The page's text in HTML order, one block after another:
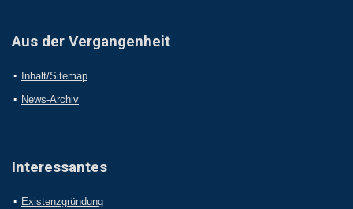
Aus der Vergangenheit
Inhalt/Sitemap
News-Archiv
Interessantes
Existenzgründung